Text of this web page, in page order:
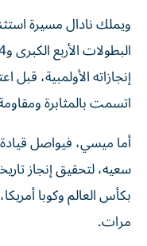
اتسمت بالمثابرة
أما ميسي، فيواصل
سعيه، لتحقيق إنجاز
بكأس العالم وكوبا
مرات.